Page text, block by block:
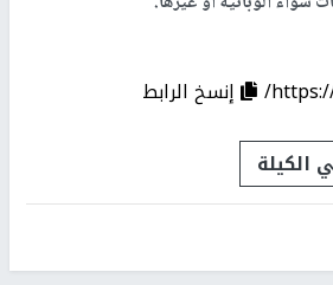
إنسخ الرابط
الكيلة